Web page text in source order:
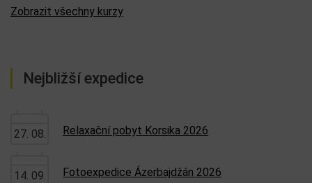
Zobrazit všechny kurzy
Nejbližší expedice
27. 08. Relaxační pobyt Korsika 2026
14. 09. Fotoexpedice Ázerbajdžán 2026